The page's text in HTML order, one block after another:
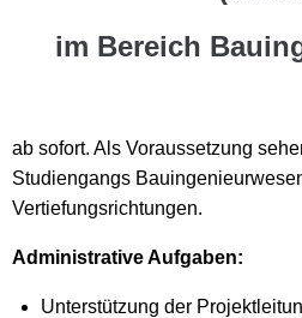
im Bereich
ab sofort. Als Voraussetzung
Studiengangs
Vertiefungsrichtungen.
Administrative Aufgaben:
Unterstützung der